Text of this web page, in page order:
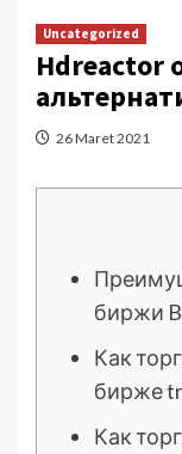
Uncategorized
Hdreactor
26 Maret 2021
биржи
Как
бирже
Как